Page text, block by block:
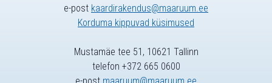
e-post kaardirakendus@maaruum.ee
Korduma kippuvad küsimused
Mustamäe tee 51, 10621 Tallinn
telefon +372 665 0600